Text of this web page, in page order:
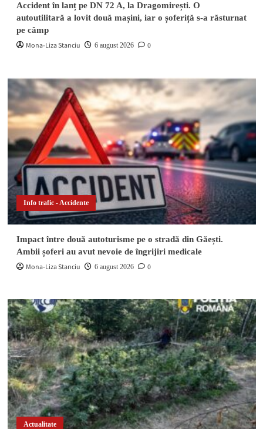
Accident în lanț pe DN 72 A, la Dragomirești. O
autoutilitară a lovit două mașini, iar o șoferiță s-a răsturnat
pe câmp
Mona-Liza Stanciu 6 august 2026 0
Info trafic - Accidente
Impact între două autoturisme pe o stradă din Găești.
Ambii șoferi au avut nevoie de îngrijiri medicale
Mona-Liza Stanciu 6 august 2026 0
Actualitate